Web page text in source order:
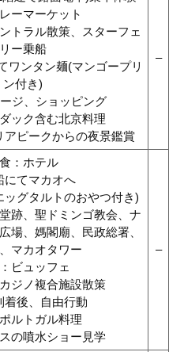
ーマーケット
トラル散策、スターフェ
リー乗船
ワンタン麺(マンゴープリ
ン付き)
ジ、ショッピング
ック含む北京料理
アピークからの夜景鑑賞
–
：ホテル
にてマカオへ
ッグタルトのおやつ付き)
跡、聖ドミンゴ教会、ナ
場、媽閣廟、民政総署、
マカオタワー
ビュッフェ
ジノ複合施設散策
着後、自由行動
ルトガル料理
の噴水ショー見学
–